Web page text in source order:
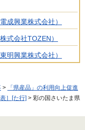
成興業株式会社）
式会社TOZEN）
明興業株式会社）
>
「県産品」の利用向上促進
］[た行] > 彩の国さいたま県